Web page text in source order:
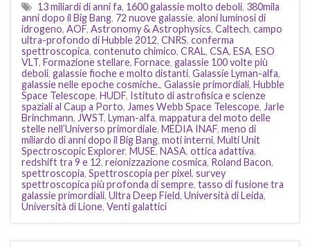
13 miliardi di anni fa, 1600 galassie molto deboli, 380mila
anni dopo il Big Bang, 72 nuove galassie, aloni luminosi di
idrogeno, AOF, Astronomy & Astrophysics, Caltech, campo
ultra-profondo di Hubble 2012, CNRS, conferma
spettroscopica, contenuto chimico, CRAL, CSA, ESA, ESO
VLT, Formazione stellare, Fornace, galassie 100 volte più
deboli, galassie fioche e molto distanti, Galassie Lyman-alfa,
galassie nelle epoche cosmiche., Galassie primordiali, Hubble
Space Telescope, HUDF, Istituto di astrofisica e scienze
spaziali al Caup a Porto, James Webb Space Telescope, Jarle
Brinchmann, JWST, Lyman-alfa, mappatura del moto delle
stelle nell’Universo primordiale, MEDIA INAF, meno di
miliardo di anni dopo il Big Bang, moti interni, Multi Unit
Spectroscopic Explorer, MUSE, NASA, ottica adattiva,
redshift tra 9 e 12, reionizzazione cosmica, Roland Bacon,
spettroscopia, Spettroscopia per pixel, survey
spettroscopica più profonda di sempre, tasso di fusione tra
galassie primordiali, Ultra Deep Field, Università di Leida,
Università di Lione, Venti galattici